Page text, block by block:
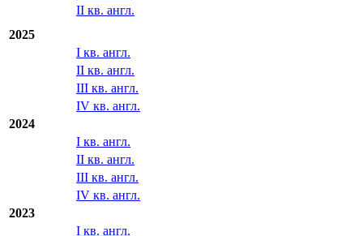
II кв. англ.
2025
I кв. англ.
II кв. англ.
III кв. англ.
IV кв. англ.
2024
I кв. англ.
II кв. англ.
III кв. англ.
IV кв. англ.
2023
I кв. англ.